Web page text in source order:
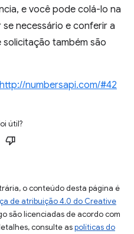
e você pode colá-lo na
necessário e conferir a
também são
http://numbersapi.com/#42
útil?
o conteúdo desta página é
de atribuição 4.0 do Creative
são licenciadas de acordo com
consulte aspolíticas do